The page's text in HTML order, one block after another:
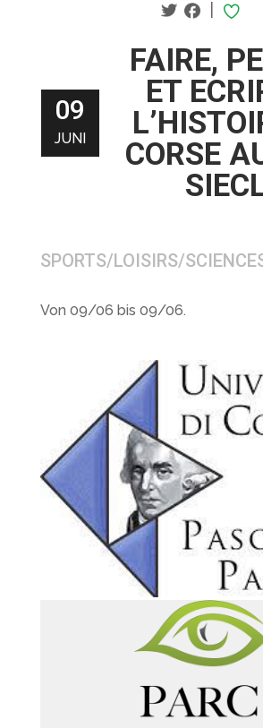
|
09
JUNI
FAIRE,
ET
CORSE
SPORTS/LOISIRS/
Von 09/06 bis 09/06.